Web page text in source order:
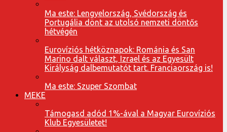
Ma este: Lengyelország, Svédország és
Portugália dönt az utolsó nemzeti döntős
hétvégén
Eurovíziós hétköznapok: Románia és San
Marino dalt választ, Izrael és az Egyesült
Királyság dalbemutatót tart. Franciaország is!
Ma este: Szuper Szombat
MEKE
Támogasd adód 1%-ával a Magyar Eurovíziós
Klub Egyesületet!